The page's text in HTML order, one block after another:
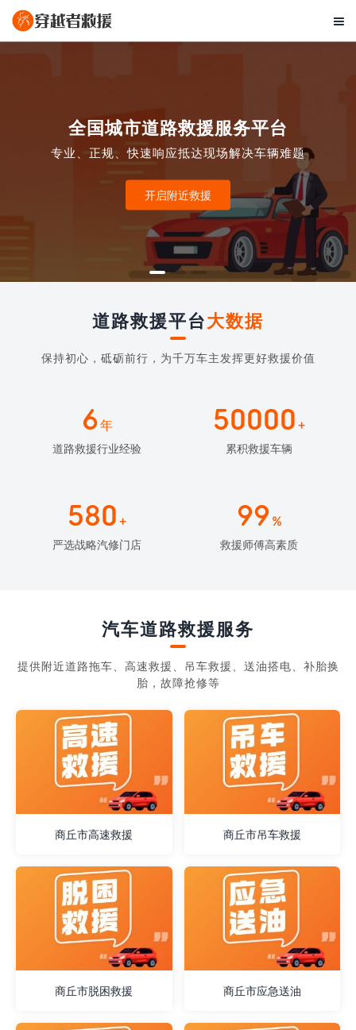

全国城市道路救援服务平台
专业、正规、快速响应抵达现场解决车辆难题
开启附近救援
道路救援平台大数据
保持初心，砥砺前行，为千万车主发挥更好救援价值
6年
道路救援行业经验
50000 +
累积救援车辆
580 +
严选战略汽修门店
99 %
救援师傅高素质
汽车道路救援服务
提供附近道路拖车、高速救援、吊车救援、送油搭电、补胎换
胎，故障抢修等
商丘市高速救援 商丘市吊车救援
商丘市脱困救援 商丘市应急送油